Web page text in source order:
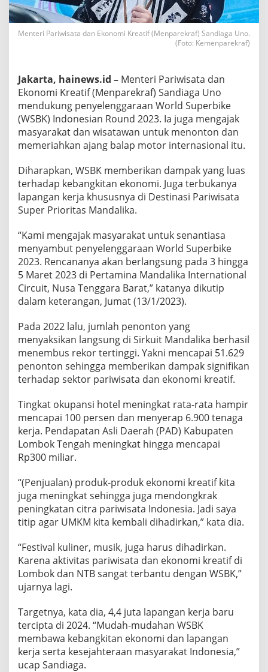
Menteri Pariwisata dan Ekonomi Kreatif (Menparekraf) Sandiaga Uno.
(Foto: Kemenparekraf)
Jakarta, hainews.id – Menteri Pariwisata dan
Ekonomi Kreatif (Menparekraf) Sandiaga Uno
mendukung penyelenggaraan World Superbike
(WSBK) Indonesian Round 2023. Ia juga mengajak
masyarakat dan wisatawan untuk menonton dan
memeriahkan ajang balap motor internasional itu.
Diharapkan, WSBK memberikan dampak yang luas
terhadap kebangkitan ekonomi. Juga terbukanya
lapangan kerja khususnya di Destinasi Pariwisata
Super Prioritas Mandalika.
“Kami mengajak masyarakat untuk senantiasa
menyambut penyelenggaraan World Superbike
2023. Rencananya akan berlangsung pada 3 hingga
5 Maret 2023 di Pertamina Mandalika International
Circuit, Nusa Tenggara Barat,” katanya dikutip
dalam keterangan, Jumat (13/1/2023).
Pada 2022 lalu, jumlah penonton yang
menyaksikan langsung di Sirkuit Mandalika berhasil
menembus rekor tertinggi. Yakni mencapai 51.629
penonton sehingga memberikan dampak signifikan
terhadap sektor pariwisata dan ekonomi kreatif.
Tingkat okupansi hotel meningkat rata-rata hampir
mencapai 100 persen dan menyerap 6.900 tenaga
kerja. Pendapatan Asli Daerah (PAD) Kabupaten
Lombok Tengah meningkat hingga mencapai
Rp300 miliar.
“(Penjualan) produk-produk ekonomi kreatif kita
juga meningkat sehingga juga mendongkrak
peningkatan citra pariwisata Indonesia. Jadi saya
titip agar UMKM kita kembali dihadirkan,” kata dia.
“Festival kuliner, musik, juga harus dihadirkan.
Karena aktivitas pariwisata dan ekonomi kreatif di
Lombok dan NTB sangat terbantu dengan WSBK,”
ujarnya lagi.
Targetnya, kata dia, 4,4 juta lapangan kerja baru
tercipta di 2024. “Mudah-mudahan WSBK
membawa kebangkitan ekonomi dan lapangan
kerja serta kesejahteraan masyarakat Indonesia,”
ucap Sandiaga.